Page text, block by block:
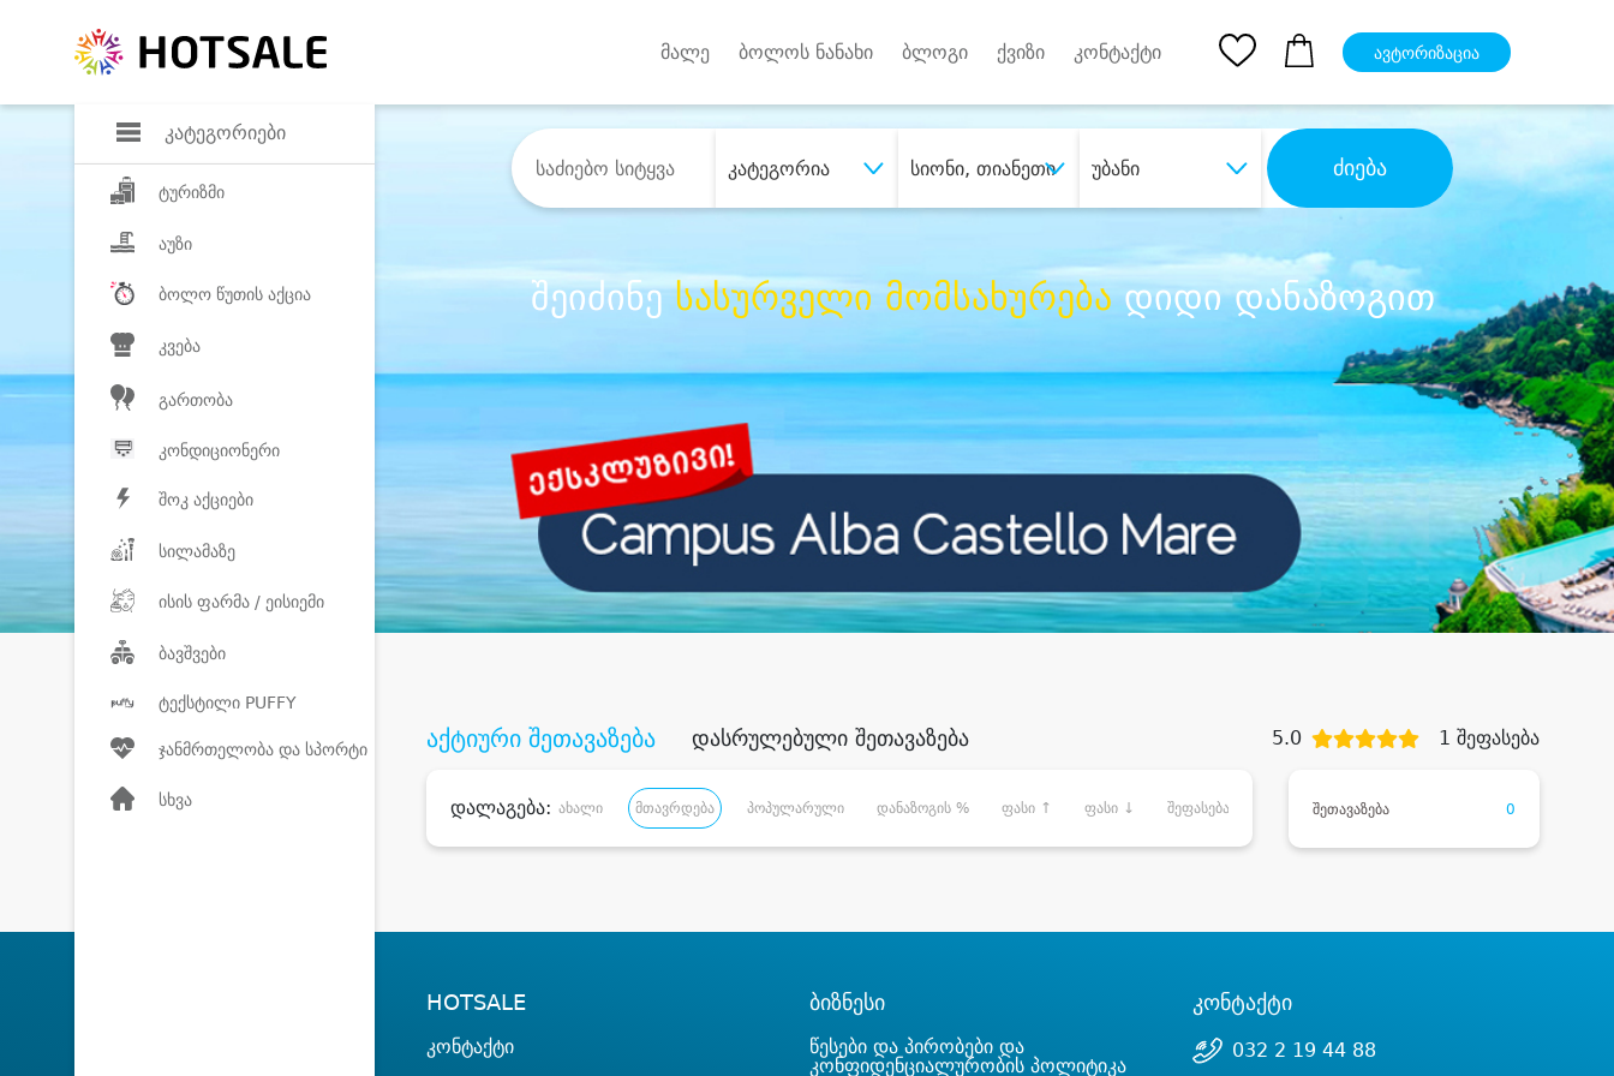
კატეგორიები
ტურიზმი
აუზი
ბოლო წუთის აქცია
კვება
გართობა
კონდიციონერი
შოკ აქციები
სილამაზე
ისის ფარმა / ეისიემი
ბავშვები
ტექსტილი PUFFY
ჯანმრთელობა და სპორტი
სხვა
მალე ბოლოს ნანახი ბლოგი ქვიზი კონტაქტი ავტორიზაცია
კატეგორია სიონი, თიანეთი უბანი ძიება
შეიძინესასურველი მომსახურებადიდი დანაზოგით
აქტიური შეთავაზება დასრულებული შეთავაზება 5.0 1 შეფასება
დალაგება: ახალი მთავრდება პოპულარული დანაზოგის % ფასი ↑ ფასი ↓ შეფასება შეთავაზება 0
HOTSALE
კონტაქტი
ბიზნესი
წესები და პირობები და
კონფიდენციალურობის პოლიტიკა
კონტაქტი
032 2 19 44 88